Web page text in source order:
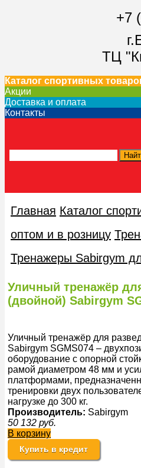
+7
ТЦ
Каталог спортивных
Акции
Доставка и оплата
Контакты
Главная Каталог
оптом и в розницу
Тренажеры Sabirgym
Уличный тренажёр
(двойной) Sabirgym
Уличный тренажёр для
Sabirgym SGMS074 –
оборудование с опорной
рамой диаметром 48 мм и
платформами,
тренировки двух
нагрузке до 300 кг.
Производитель: Sabirgym
50 132 руб.
В корзину
Купить в кредит